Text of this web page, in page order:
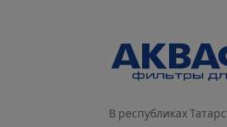
В республиках